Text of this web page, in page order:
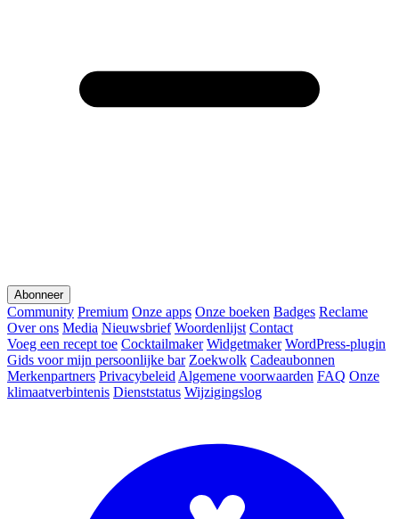
Abonneer
Community Premium Onze apps Onze boeken Badges Reclame
Over ons Media Nieuwsbrief Woordenlijst Contact
Voeg een recept toe Cocktailmaker Widgetmaker WordPress-plugin
Gids voor mijn persoonlijke bar Zoekwolk Cadeaubonnen
Merkenpartners Privacybeleid Algemene voorwaarden FAQ Onze
klimaatverbintenis Dienststatus Wijzigingslog